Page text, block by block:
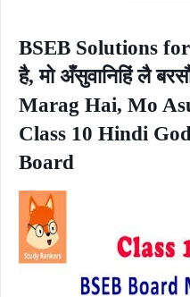
BSEB Solutions for
है, मो अँसुवानिहिं लै
Marag Hai, Mo
Class 10 Hindi
Board